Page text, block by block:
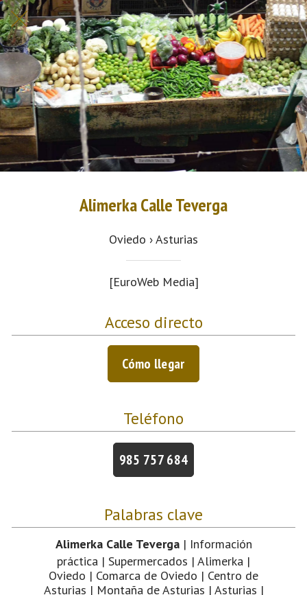
Alimerka Calle Teverga
Oviedo › Asturias
[EuroWeb Media]
Acceso directo
Cómo llegar
Teléfono
985 757 684
Palabras clave
Alimerka Calle Teverga| Información
práctica | Supermercados | Alimerka |
Oviedo | Comarca de Oviedo | Centro de
Asturias | Montaña de Asturias | Asturias |